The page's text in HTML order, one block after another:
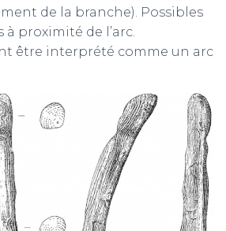
de la branche). Possibles
proximité de l’arc.
être interprété comme un arc